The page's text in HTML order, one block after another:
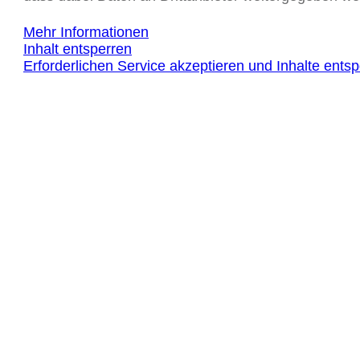
Mehr Informationen
Inhalt entsperren
Erforderlichen Service akzeptieren und Inhalte